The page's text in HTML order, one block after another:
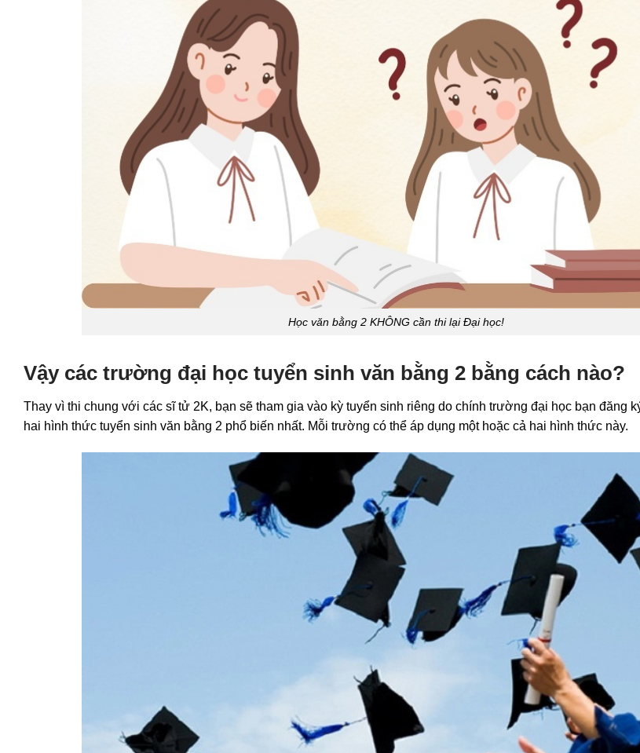
Học văn bằng 2 KHÔNG cần thi lại Đại học!
Vậy các trường đại học tuyển sinh văn bằng 2 bằng cách nào?
Thay vì thi chung với các sĩ tử 2K, bạn sẽ tham gia vào kỳ tuyển sinh riêng do chính trường đại học bạn đăng
hai hình thức tuyển sinh văn bằng 2 phổ biến nhất. Mỗi trường có thể áp dụng một hoặc cả hai hình thức này.